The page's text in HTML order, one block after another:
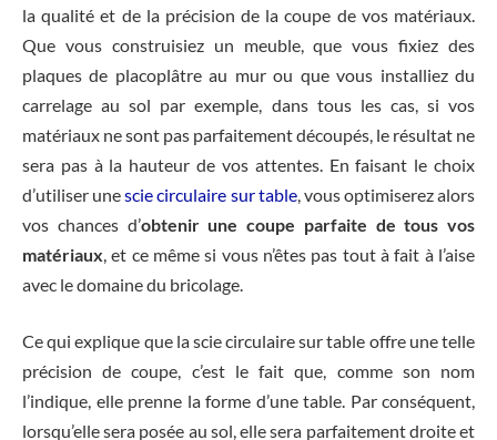
la qualité et de la précision de la coupe de vos matériaux.
Que vous construisiez un meuble, que vous fixiez des
plaques de placoplâtre au mur ou que vous installiez du
carrelage au sol par exemple, dans tous les cas, si vos
matériaux ne sont pas parfaitement découpés, le résultat ne
sera pas à la hauteur de vos attentes. En faisant le choix
d’utiliser unescie circulaire sur table, vous optimiserez alors
vos chances d’obtenir une coupe parfaite de tous vos
matériaux, et ce même si vous n’êtes pas tout à fait à l’aise
avec le domaine du bricolage.
Ce qui explique que la scie circulaire sur table offre une telle
précision de coupe, c’est le fait que, comme son nom
l’indique, elle prenne la forme d’une table. Par conséquent,
lorsqu’elle sera posée au sol, elle sera parfaitement droite et